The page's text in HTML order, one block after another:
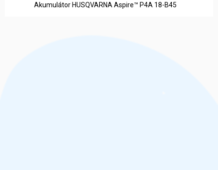
Akumulátor HUSQVARNA Aspire™ P4A 18-B45